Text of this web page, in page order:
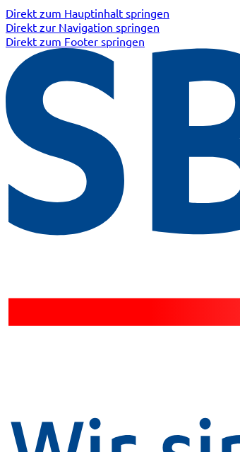
Direkt zum Hauptinhalt springen
Direkt zur Navigation springen
Direkt zum Footer springen